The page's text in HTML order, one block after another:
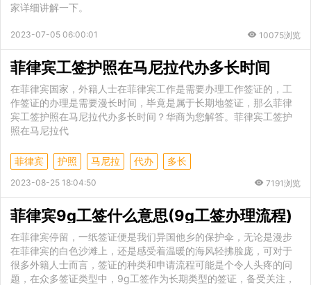
家详细讲解一下。
2023-07-05 06:00:01 10075浏览
菲律宾工签护照在马尼拉代办多长时间
在菲律宾国家，外籍人士在菲律宾工作是需要办理工作签证的，工
作签证的办理是需要漫长时间，毕竟是属于长期地签证，那么菲律
宾工签护照在马尼拉代办多长时间？华商为您解答。菲律宾工签护
照在马尼拉代
菲律宾 护照 马尼拉 代办 多长
2023-08-25 18:04:50 7191浏览
菲律宾9g工签什么意思(9g工签办理流程)
在菲律宾停留，一纸签证便是我们异国他乡的保护伞，无论是漫步
在菲律宾的白色沙滩上，还是感受着温暖的海风轻拂脸庞，可对于
很多外籍人士而言，签证的种类和申请流程可能是个令人头疼的问
题，在众多签证类型中，9g工签作为长期类型的签证，备受关注，